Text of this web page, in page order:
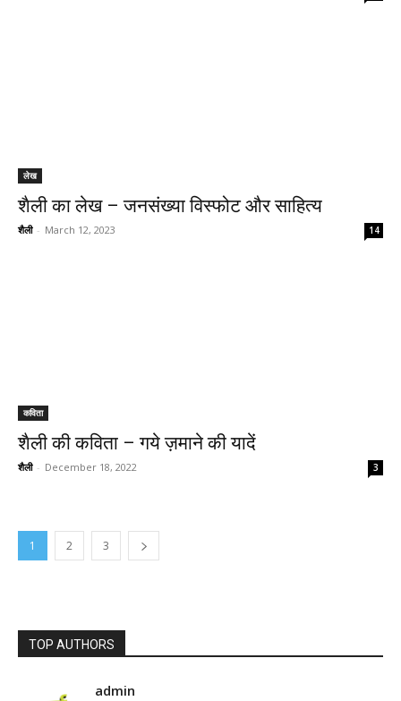
लेख
शैली का लेख – जनसंख्या विस्फोट और साहित्य
शैली - March 12, 2023 14
कविता
शैली की कविता – गये ज़माने की यादें
शैली - December 18, 2022 3
1 2 3
TOP AUTHORS
admin